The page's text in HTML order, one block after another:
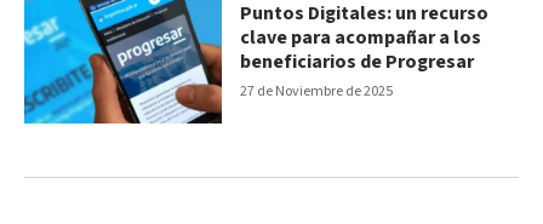
27 de Noviembre de 2025
Puntos Digitales: un recurso
clave para acompañar a los
beneficiarios de Progresar